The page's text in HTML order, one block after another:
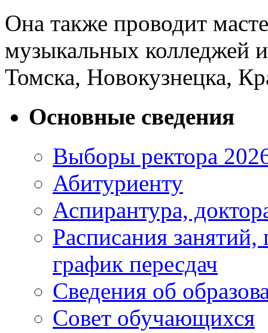
Она также проводит
музыкальных колледжей
Томска, Новокузнецка,
Основные сведения
Выборы ректора
Абитуриенту
Аспирантура,
Расписания
график пересдач
Сведения об
Совет обучающихся